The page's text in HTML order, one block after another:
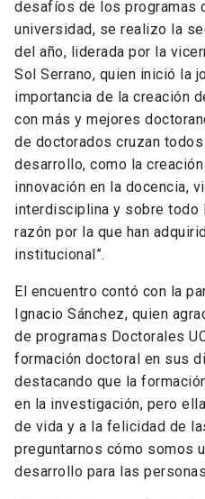
desafíos de los programas
universidad, se realizo la
del año, liderada por la
Sol Serrano, quien inició la
importancia de la creación
con más y mejores
de doctorados cruzan
desarrollo, como la
innovación en la docencia,
interdisciplina y sobre todo
razón por la que han
institucional”.
El encuentro contó con la
Ignacio Sánchez, quien
de programas Doctorales
formación doctoral en sus
destacando que la
en la investigación, pero
de vida y a la felicidad de
preguntarnos cómo somos
desarrollo para las